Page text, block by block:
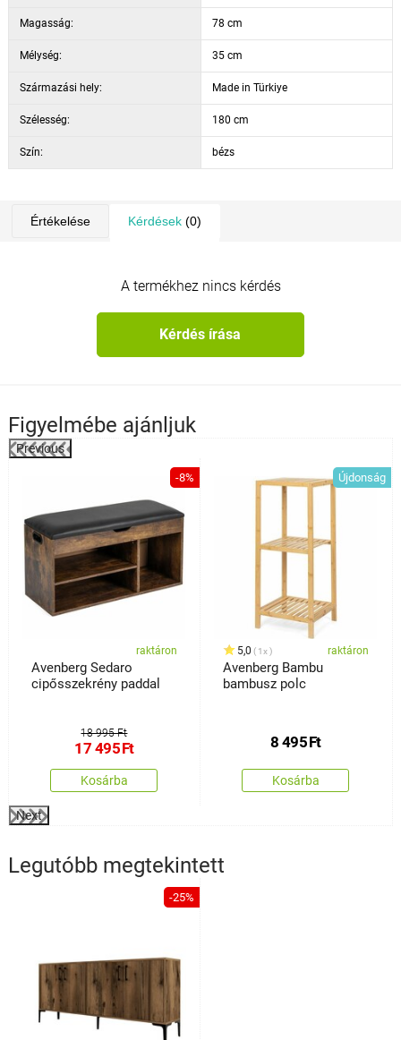
Magasság: 78 cm
Mélység: 35 cm
Származási hely: Made in Türkiye
Szélesség: 180 cm
Szín: bézs
Értékelése Kérdések(0)
A termékhez nincs kérdés
Kérdés írása
Figyelmébe ajánljuk
Previous
-8%
raktáron
Avenberg Sedaro
cipősszekrény paddal
18 995 Ft
17 495Ft
Kosárba
Újdonság
5,0 1x raktáron
Avenberg Bambu
bambusz polc
8 495Ft
Kosárba
Next
Legutóbb megtekintett
-25%